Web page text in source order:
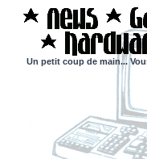
Un petit coup de main...